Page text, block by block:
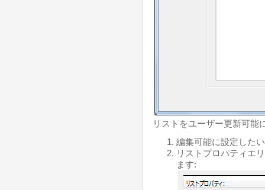
リストをユーザー更新可能
編集可能に設定した
リストプロパティエ
ます: